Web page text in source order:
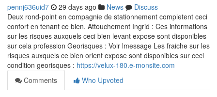
pennj636uid7 29 days ago News
Discuss
Deux rond-point en compagnie de stationnement completent ceci
confort en tenant ce bien. Attouchement Ingrid : Ces informations
sur les risques auxquels ceci bien levant expose sont disponibles
sur cela profession Georisques : Voir lmessage Les fraiche sur les
risques auxquels ce bien orient expose sont disponibles sur ceci
condition georisques : https://velux-180.e-monsite.com
Comments
Who Upvoted